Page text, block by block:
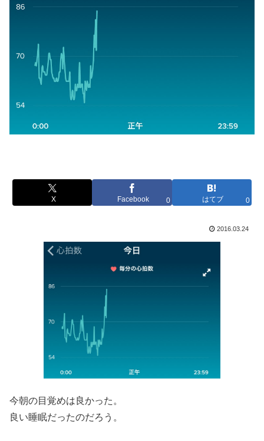
X Facebook 0 はてブ 0
2016.03.24
今朝の目覚めは良かった。
良い睡眠だったのだろう。